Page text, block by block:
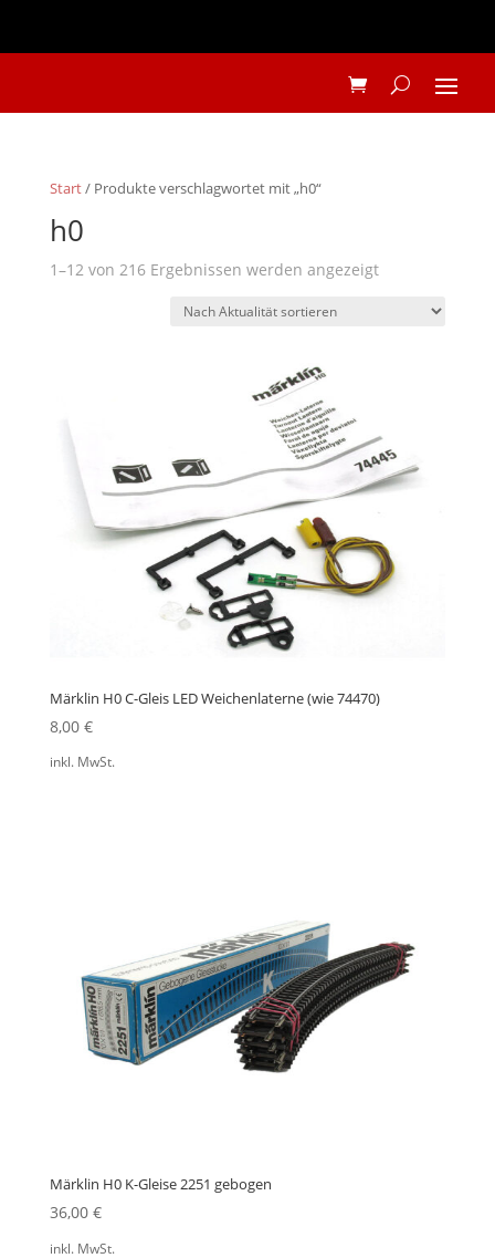
Start/ Produkte verschlagwortet mit „h0“
h0
1–12 von 216 Ergebnissen werden angezeigtNach
sortiert
Märklin H0 C-Gleis LED Weichenlaterne (wie 74470)
8,00 €
inkl. MwSt.
Märklin H0 K-Gleise 2251 gebogen
36,00 €
inkl. MwSt.